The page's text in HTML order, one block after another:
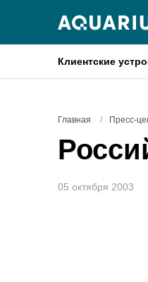
Клиентские
Главная / Пресс-
05 октября 2003